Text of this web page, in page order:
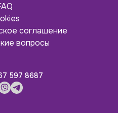
соглашение
вопросы
597 8687